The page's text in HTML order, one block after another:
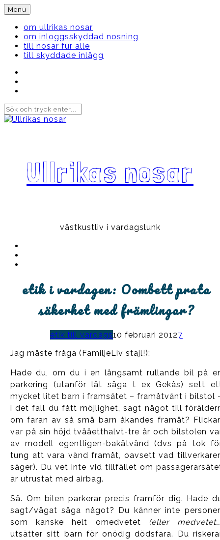
Skip
to
content
Menu
om ullrikas nosar
om inloggsskyddad nosning
till nosar für alle
till skyddade inlägg
Ullrikas nosar
västkustliv i vardagslunk
etik i vardagen: Oombett prata
säkerhet med främlingar?
etik till vardags10 februari 20127
Jag måste fråga (FamiljeLiv stajl!):
Hade du, om du i en långsamt rullande bil på
parkering (utanför låt säga t ex Gekås) sett
mycket litet barn i framsätet – framåtvänt i bilstol
i det fall du fått möjlighet, sagt något till
om faran av så små barn åkandes framåt?
var på sin höjd tvååetthalvt-tre år och bilstolen
av modell egentligen-bakåtvänd (dvs på tok
tung att vara vänd framåt, oavsett vad
säger). Du vet inte vid tillfället om
är utrustat med airbag.
Så. Om bilen parkerar precis framför dig. Hade
sagt/vågat säga något? Du känner inte
som kanske helt omedvetet (eller
utsätter sitt barn för onödig dödsfara. Du